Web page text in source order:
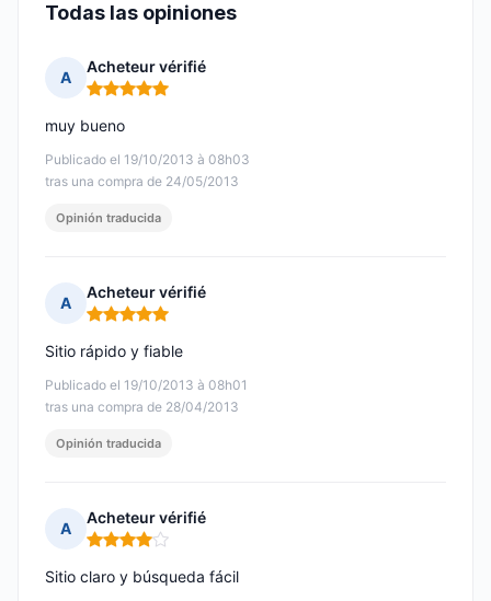
Todas las opiniones
A
Acheteur vérifié
Nota: 5 de 5
Publicado el 19/10/2013 à 08h03
tras una compra de 24/05/2013
muy bueno
Opinión traducida
A
Acheteur vérifié
Nota: 5 de 5
Publicado el 19/10/2013 à 08h01
tras una compra de 28/04/2013
Sitio rápido y fiable
Opinión traducida
A
Acheteur vérifié
Nota: 4 de 5
Sitio claro y búsqueda fácil